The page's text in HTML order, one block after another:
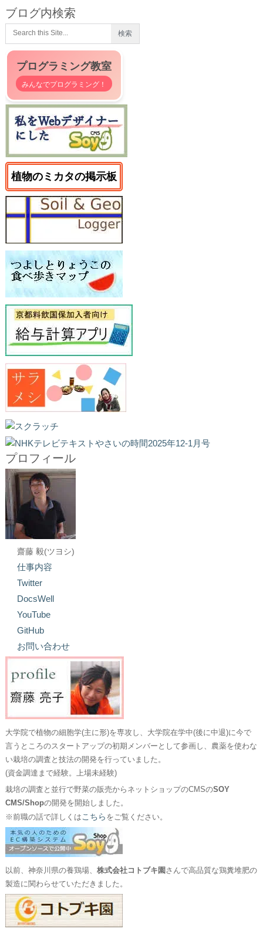
ブログ内検索
プログラミング教室
みんなでプログラミング！
植物のミカタの掲示板
プロフィール
齋藤 毅(ツヨシ)
仕事内容
Twitter
DocsWell
YouTube
GitHub
お問い合わせ
大学院で植物の細胞学(主に形)を専攻し、大学院在学中(後に中退)に今で
言うところのスタートアップの初期メンバーとして参画し、農薬を使わな
い栽培の調査と技法の開発を行っていました。
(資金調達まで経験。上場未経験)
栽培の調査と並行で野菜の販売からネットショップのCMSのSOY
CMS/Shopの開発を開始しました。
※前職の話で詳しくは こちら をご覧ください。
以前、神奈川県の養鶏場、 株式会社コトブキ園 さんで高品質な鶏糞堆肥の
製造に関わらせていただきました。